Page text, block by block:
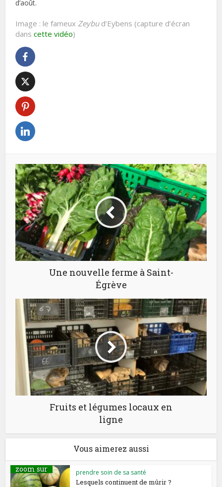
d’août.
Image : le fameux Zeybud’Eybens (capture d’écran
danscette vidéo)
Une nouvelle ferme à Saint-
Égrève
Fruits et légumes locaux en
ligne
Vous aimerez aussi
zoom sur prendre soin de sa santé
Lesquels continuent de mûrir ?